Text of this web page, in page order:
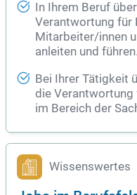
In Ihrem Beruf
Verantwortung für
Mitarbeiter/innen
anleiten und führen.
Bei Ihrer Tätigkeit
die Verantwortung
im Bereich der
Wissenswertes